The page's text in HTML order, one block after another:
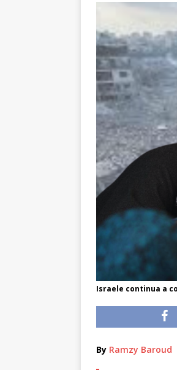
Israele continua a
By Ramzy Baroud